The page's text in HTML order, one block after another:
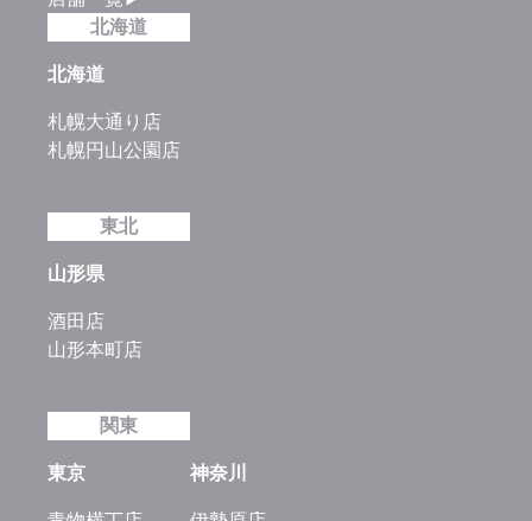
北海道
北海道
札幌大通り店
札幌円山公園店
東北
山形県
酒田店
山形本町店
関東
東京 神奈川